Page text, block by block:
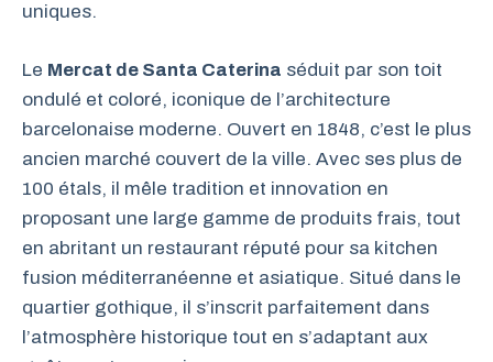
uniques.
Le Mercat de Santa Caterina séduit par son toit
ondulé et coloré, iconique de l’architecture
barcelonaise moderne. Ouvert en 1848, c’est le plus
ancien marché couvert de la ville. Avec ses plus de
100 étals, il mêle tradition et innovation en
proposant une large gamme de produits frais, tout
en abritant un restaurant réputé pour sa kitchen
fusion méditerranéenne et asiatique. Situé dans le
quartier gothique, il s’inscrit parfaitement dans
l’atmosphère historique tout en s’adaptant aux